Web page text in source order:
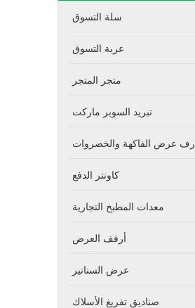
سلة التسوق
عربة التسوق
متجر المتجر
تبريد السوبر ماركت
رف عرض الفاكهة والخضروات
كاونتر الدفع
معدات المطبخ التجارية
أرفف العرض
عرض السنانير
صناديق تفريغ الأسلاك